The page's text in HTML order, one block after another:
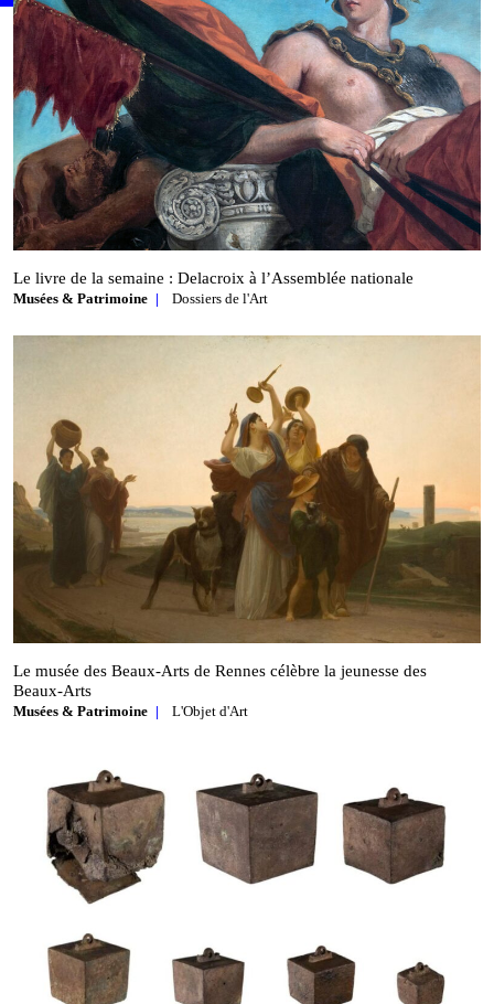
Le livre de la semaine : Delacroix à l’Assemblée nationale
Musées & Patrimoine Dossiers de l'Art
Le musée des Beaux‑Arts de Rennes célèbre la jeunesse des
Beaux‑Arts
Musées & Patrimoine L'Objet d'Art